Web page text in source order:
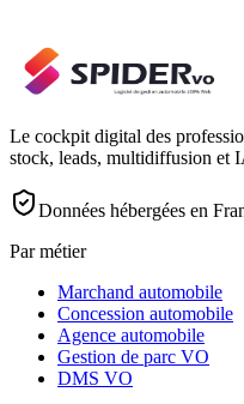
Le cockpit digital des
stock, leads, multidiffusion et
Données hébergées en
Par métier
Marchand automobile
Concession automobile
Agence automobile
Gestion de parc VO
DMS VO